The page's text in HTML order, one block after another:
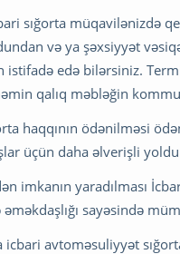
sığorta müqavilənizdə
və ya şəxsiyyət
edə bilərsiniz.
qalıq məbləğin
haqqının ödənilməsi
üçün daha əlverişli
imkanın yaradılması
sayəsində
avtoməsuliyyət